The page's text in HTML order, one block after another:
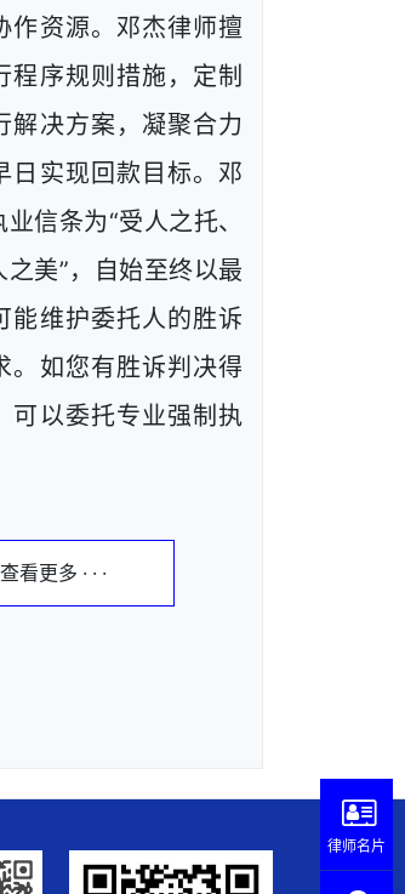
作资源。邓杰律师擅
程序规则措施，定制
解决方案，凝聚合力
日实现回款目标。邓
信条为“受人之托、
美”，自始至终以最
能维护委托人的胜诉
。如您有胜诉判决得
可以委托专业强制执
查看更多 · · ·
律师名片